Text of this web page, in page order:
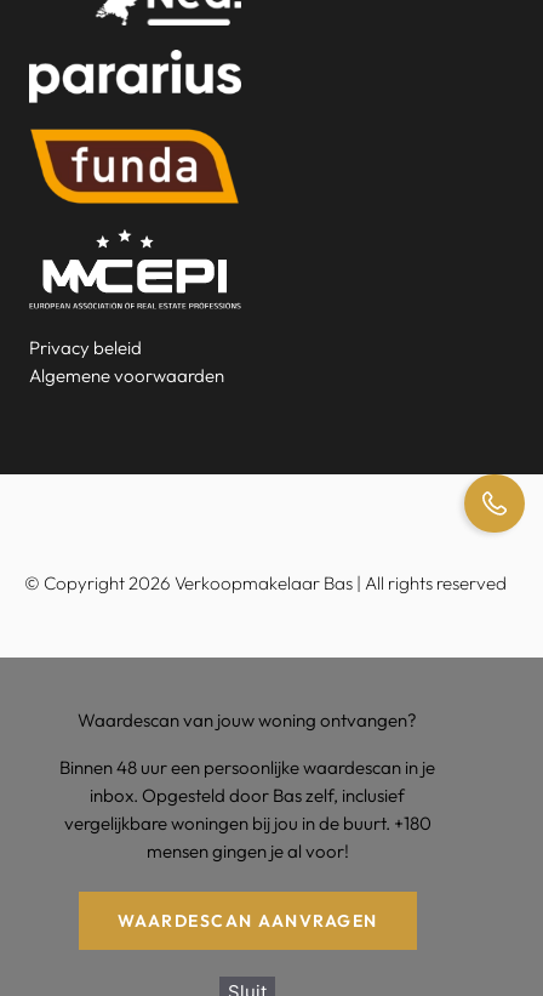
Privacy beleid
Algemene voorwaarden
© Copyright 2026 Verkoopmakelaar Bas | All rights reserved
Waardescan van jouw woning ontvangen?
Binnen 48 uur een persoonlijke waardescan in je
inbox. Opgesteld door Bas zelf, inclusief
vergelijkbare woningen bij jou in de buurt. +180
mensen gingen je al voor!
WAARDESCAN AANVRAGEN